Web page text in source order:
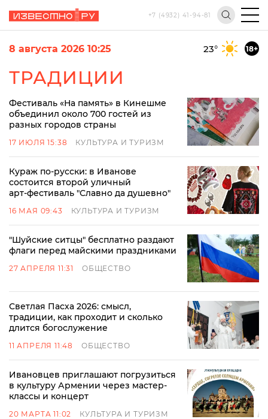
+7 (4932) 41-94-81
8 августа 2026 10:25 23° 18+
ТРАДИЦИИ
Фестиваль «На память» в Кинешме
объединил около 700 гостей из
разных городов страны
17 ИЮЛЯ 15:38 КУЛЬТУРА И ТУРИЗМ
Кураж по-русски: в Иванове
состоится второй уличный
арт‑фестиваль "Славно да душевно"
16 МАЯ 09:43 КУЛЬТУРА И ТУРИЗМ
"Шуйские ситцы" бесплатно раздают
флаги перед майскими праздниками
27 АПРЕЛЯ 11:31 ОБЩЕСТВО
Светлая Пасха 2026: смысл,
традиции, как проходит и сколько
длится богослужение
11 АПРЕЛЯ 11:48 ОБЩЕСТВО
Ивановцев приглашают погрузиться
в культуру Армении через мастер-
классы и концерт
20 МАРТА 11:02 КУЛЬТУРА И ТУРИЗМ